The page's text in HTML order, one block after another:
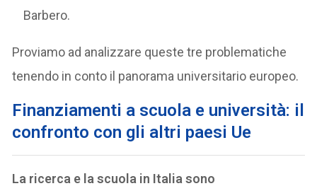
Barbero.
Proviamo ad analizzare queste tre problematiche
tenendo in conto il panorama universitario europeo.
Finanziamenti a scuola e università: il
confronto con gli altri paesi Ue
La ricerca e la scuola in Italia sono